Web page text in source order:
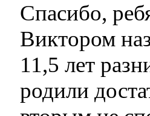
Спасибо,
Виктором
11,5 лет
родили